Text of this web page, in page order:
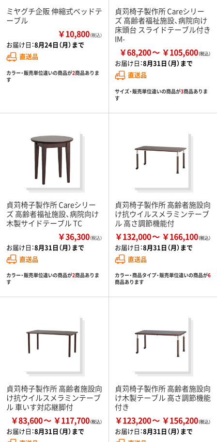
ミヤグチ企販 伸縮式ベッドテ
ーブル
￥10,800（税込）
お届け日：8月24日（月）まで
直送品
カラー・販売単位違いの商品が2商品ありま
す
貞苅椅子製作所 Careシリー
ズ 高齢者福祉施設、病院向け
床頭台 スライドテーブル付き
IM-
￥68,200 ￥105,600
お届け日：8月31日（月）まで
直送品
サイズ・販売単位違いの商品が3商品ありま
す
貞苅椅子製作所 Careシリー
ズ 高齢者福祉施設、病院向け
木製サイドテーブル TC
￥36,300（税込）
お届け日：8月31日（月）まで
直送品
カラー・販売単位違いの商品が2商品ありま
す
貞苅椅子製作所 高齢者施設向
け抗ウイルスメラミンテーブ
ル 高さ調節機能付
￥132,000 ￥166,100
お届け日：8月31日（月）まで
直送品
カラー・商品タイプ・販売単位違いの商品が6
商品あります
貞苅椅子製作所 高齢者施設向
け抗ウイルスメラミンテーブ
ル 車いす対応継脚付
￥83,600 ￥117,700
お届け日：8月31日（月）まで
貞苅椅子製作所 高齢者施設向
け木製テーブル 高さ調節機能
付き
￥123,200 ￥156,200
お届け日：8月31日（月）まで